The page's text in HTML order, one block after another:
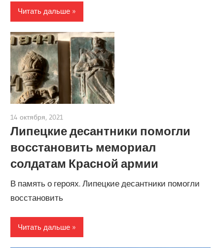
Читать дальше
14 октября, 2021
Липецкие десантники помогли
восстановить мемориал
солдатам Красной армии
В память о героях. Липецкие десантники помогли
восстановить
Читать дальше